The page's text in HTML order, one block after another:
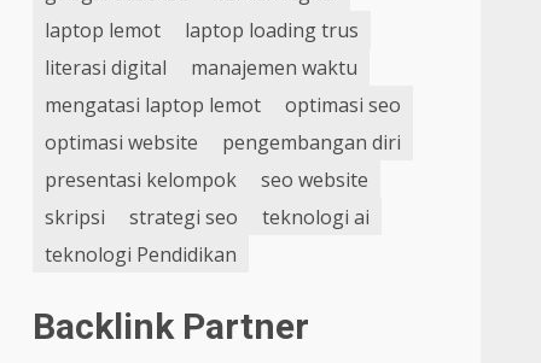
laptop lemot
laptop loading trus
literasi digital
manajemen waktu
mengatasi laptop lemot
optimasi seo
optimasi website
pengembangan diri
presentasi kelompok
seo website
skripsi
strategi seo
teknologi ai
teknologi Pendidikan
Backlink Partner